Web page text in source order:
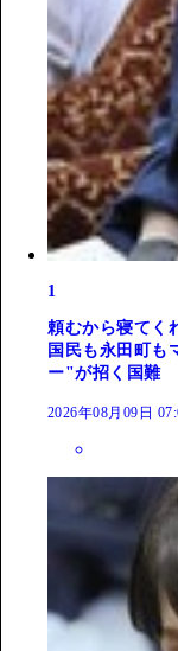
1
頼むから寝てく
国民も永田町
ー"が招く国難
2026年08月09日